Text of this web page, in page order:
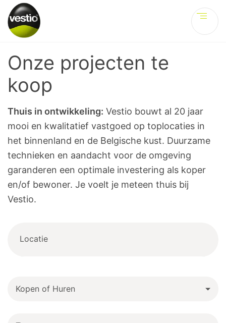
Onze projecten te
koop
Thuis in ontwikkeling: Vestio bouwt al 20 jaar
mooi en kwalitatief vastgoed op toplocaties in
het binnenland en de Belgische kust. Duurzame
technieken en aandacht voor de omgeving
garanderen een optimale investering als koper
en/of bewoner. Je voelt je meteen thuis bij
Vestio.
Locatie
Kopen of Huren